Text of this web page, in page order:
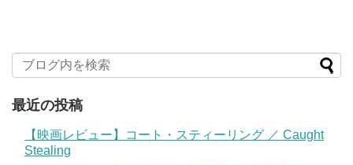
最近の投稿
【映画レビュー】コート・スティーリング ／ Caught
Stealing